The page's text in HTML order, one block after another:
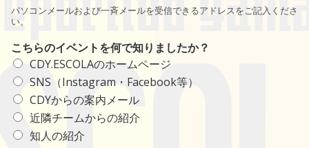
パソコンメールおよび一斉メールを受信できるアドレスをご記入くださ
い。
こちらのイベントを何で知りましたか？
CDY.ESCOLAのホームページ
SNS（Instagram・Facebook等）
CDYからの案内メール
近隣チームからの紹介
知人の紹介